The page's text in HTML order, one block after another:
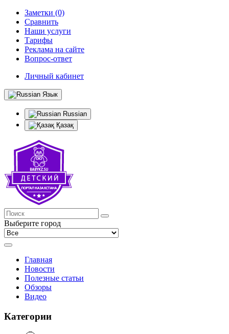
Заметки (0)
Сравнить
Наши услуги
Тарифы
Реклама на сайте
Вопрос-ответ
Личный кабинет
Язык
Russian
Қазақ
Выберите город
Главная
Новости
Полезные статьи
Обзоры
Видео
Категории